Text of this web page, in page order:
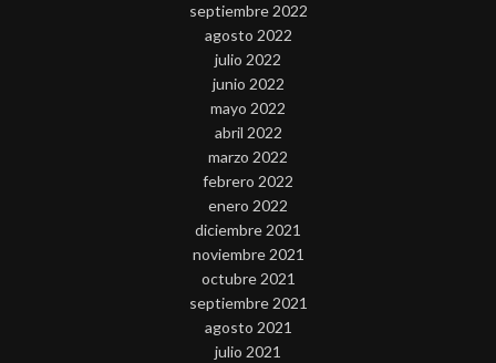
septiembre 2022
agosto 2022
julio 2022
junio 2022
mayo 2022
abril 2022
marzo 2022
febrero 2022
enero 2022
diciembre 2021
noviembre 2021
octubre 2021
septiembre 2021
agosto 2021
julio 2021